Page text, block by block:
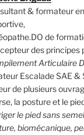
& formateur
de
des principes
Articulaire
Escalade SAE &
de plusieurs
la posture et le
le pied sans
biomécanique,